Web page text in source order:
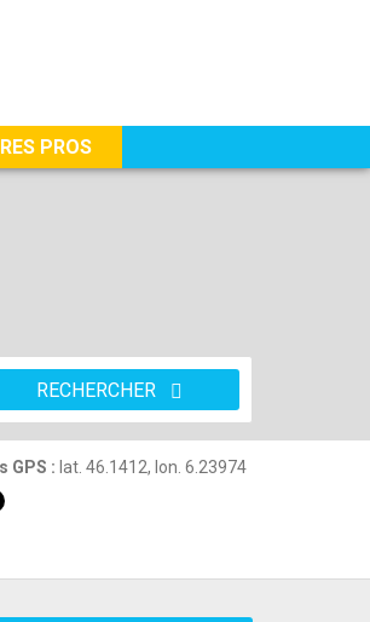
PROS
RECHERCHER
GPS : lat. 46.1412, lon. 6.23974